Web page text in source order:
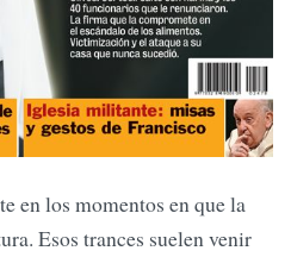
en los momentos en que la
Esos trances suelen venir